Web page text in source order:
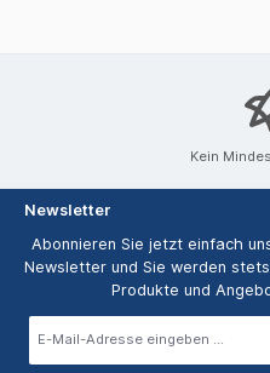
Kein
Newsletter
Abonnieren Sie jetzt einfach
Newsletter und Sie werden
Produkte und